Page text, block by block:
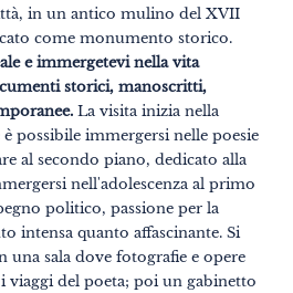
in un antico mulino del XVII
come monumento storico.
e immergetevi nella vita
storici, manoscritti,
La visita inizia nella
possibile immergersi nelle poesie
al secondo piano, dedicato alla
nell'adolescenza al primo
politico, passione per la
intensa quanto affascinante. Si
una sala dove fotografie e opere
del poeta; poi un gabinetto